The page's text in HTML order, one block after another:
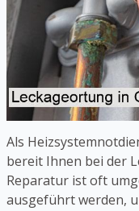
Als
bereit Ihnen bei der
Reparatur ist oft
ausgeführt werden,